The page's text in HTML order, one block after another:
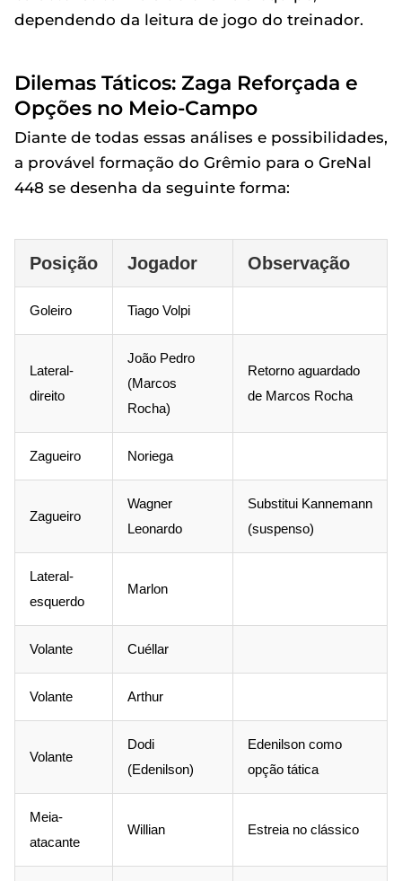
dependendo da leitura de jogo do treinador.
Dilemas Táticos: Zaga Reforçada e
Opções no Meio-Campo
Diante de todas essas análises e possibilidades,
a provável formação do Grêmio para o GreNal
448 se desenha da seguinte forma:
Posição Jogador Observação
Goleiro Tiago Volpi
Lateral-
direito
João Pedro
(Marcos
Rocha)
Retorno aguardado
de Marcos Rocha
Zagueiro Noriega
Zagueiro
Wagner
Leonardo
Substitui Kannemann
(suspenso)
Lateral-
esquerdo
Marlon
Volante Cuéllar
Volante Arthur
Volante
Dodi
(Edenilson)
Edenilson como
opção tática
Meia-
atacante
Willian Estreia no clássico